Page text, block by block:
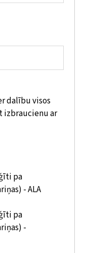
dalību visos
izbraucienu ar
pa
- ALA
pa
-